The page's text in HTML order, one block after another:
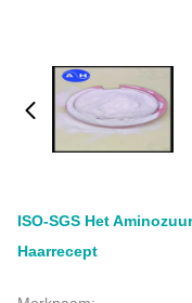
ISO-SGS Het
Haarrecept